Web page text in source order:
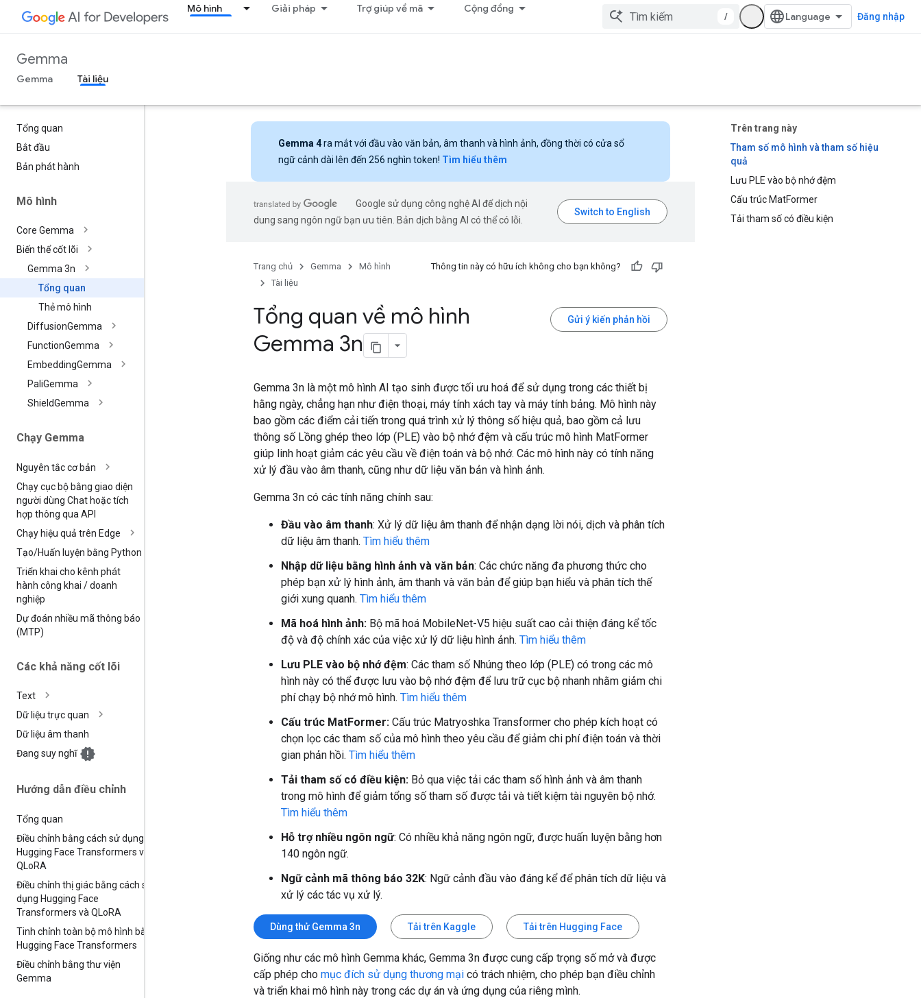
Mô hình Giải pháp Trợ giúp về mã Cộng đồng
/ Đăng nhập
Gemma
Gemma Tài liệu
Tổng quan
Bắt đầu
Bản phát hành
Mô hình
Core Gemma
Biến thể cốt lõi
Gemma 3n
Tổng quan
Thẻ mô hình
DiffusionGemma
FunctionGemma
EmbeddingGemma
PaliGemma
ShieldGemma
Chạy Gemma
Nguyên tắc cơ bản
Chạy cục bộ bằng giao diện
người dùng Chat hoặc tích
hợp thông qua API
Chạy hiệu quả trên Edge
Tạo/Huấn luyện bằng Python
Triển khai cho kênh phát
hành công khai /doanh
nghiệp
Dự đoán nhiều mã thông báo
(MTP)
Các khả năng cốt lõi
Text
Dữ liệu trực quan
Dữ liệu âm thanh
Đang suy nghĩ
Hướng dẫn điều chỉnh
Tổng quan
Điều chỉnh bằng cách sử dụng
Hugging Face Transformers và
QLoRA
Điều chỉnh thị giác bằng cách sử
dụng Hugging Face
Transformers và QLoRA
Tinh chỉnh toàn bộ mô hình bằng
Hugging Face Transformers
Điều chỉnh bằng thư viện
Gemma
Trên trang này
Tham số mô hình và tham số hiệu
quả
Lưu PLE vào bộ nhớ đệm
Cấu trúc MatFormer
Tải tham số có điều kiện
Gemma 4ra mắt với đầu vào văn bản, âm thanh và hình ảnh, đồng thời có cửa sổ
ngữ cảnh dài lên đến 256 nghìn token! Tìm hiểu thêm
Google sử dụng công nghệ AI để dịch nội
dung sang ngôn ngữ bạn ưu tiên. Bản dịch bằng AI có thể có lỗi.
Trang chủ Gemma
Mô hình
Tài liệu
Thông tin này có hữu ích không cho bạn không?
Gửi ý kiến phản hồi
Tổng quan về mô hình
Gemma 3n
Gemma 3n là một mô hình AI tạo sinh được tối ưu hoá để sử dụng trong các thiết bị
hằng ngày, chẳng hạn như điện thoại, máy tính xách tay và máy tính bảng. Mô hình này
bao gồm các điểm cải tiến trong quá trình xử lý thông số hiệu quả, bao gồm cả lưu
thông số Lồng ghép theo lớp (PLE) vào bộ nhớ đệm và cấu trúc mô hình MatFormer
giúp linh hoạt giảm các yêu cầu về điện toán và bộ nhớ. Các mô hình này có tính năng
xử lý đầu vào âm thanh, cũng như dữ liệu văn bản và hình ảnh.
Gemma 3n có các tính năng chính sau:
Đầu vào âm thanh: Xử lý dữ liệu âm thanh để nhận dạng lời nói, dịch và phân tích
dữ liệu âm thanh. Tìm hiểu thêm
Nhập dữ liệu bằng hình ảnh và văn bản: Các chức năng đa phương thức cho
phép bạn xử lý hình ảnh, âm thanh và văn bản để giúp bạn hiểu và phân tích thế
giới xung quanh. Tìm hiểu thêm
Mã hoá hình ảnh: Bộ mã hoá MobileNet-V5 hiệu suất cao cải thiện đáng kể tốc
độ và độ chính xác của việc xử lý dữ liệu hình ảnh. Tìm hiểu thêm
Lưu PLE vào bộ nhớ đệm: Các tham số Nhúng theo lớp (PLE) có trong các mô
hình này có thể được lưu vào bộ nhớ đệm để lưu trữ cục bộ nhanh nhằm giảm chi
phí chạy bộ nhớ mô hình. Tìm hiểu thêm
Cấu trúc MatFormer: Cấu trúc Matryoshka Transformer cho phép kích hoạt có
chọn lọc các tham số của mô hình theo yêu cầu để giảm chi phí điện toán và thời
gian phản hồi. Tìm hiểu thêm
Tải tham số có điều kiện: Bỏ qua việc tải các tham số hình ảnh và âm thanh
trong mô hình để giảm tổng số tham số được tải và tiết kiệm tài nguyên bộ nhớ.
Tìm hiểu thêm
Hỗ trợ nhiều ngôn ngữ: Có nhiều khả năng ngôn ngữ, được huấn luyện bằng hơn
140 ngôn ngữ.
Ngữ cảnh mã thông báo 32K: Ngữ cảnh đầu vào đáng kể để phân tích dữ liệu và
xử lý các tác vụ xử lý.
Dùng thử Gemma 3n Tải trên Kaggle Tải trên Hugging Face
Giống như các mô hình Gemma khác, Gemma 3n được cung cấp trọng số mở và được
cấp phép cho mục đích sử dụng thương mại có trách nhiệm, cho phép bạn điều chỉnh
và triển khai mô hình này trong các dự án và ứng dụng của riêng mình.